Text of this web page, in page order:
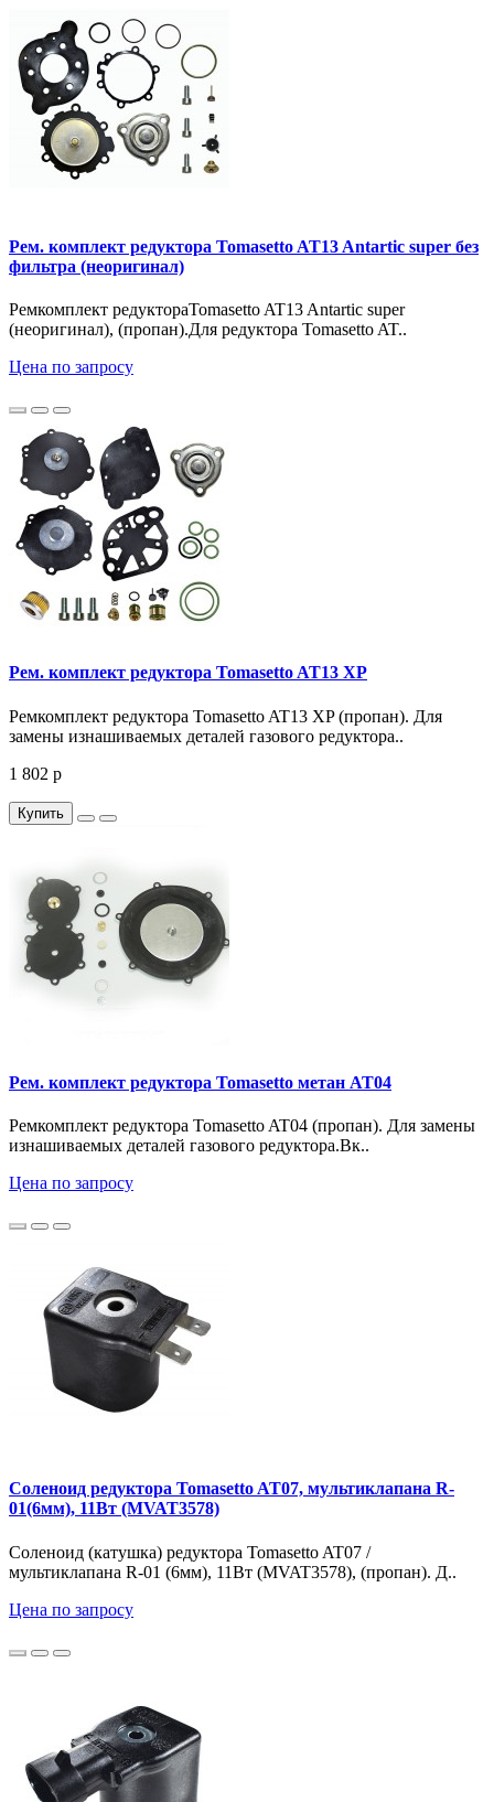
Рем. комплект редуктора Tomasetto AT13 Antartic super без
фильтра (неоригинал)
Ремкомплект редуктораTomasetto AT13 Antartic super
(неоригинал), (пропан).Для редуктора Tomasetto AT..
Цена по запросу
Рем. комплект редуктора Tomasetto AT13 XP
Ремкомплект редуктора Tomasetto AT13 XP (пропан). Для
замены изнашиваемых деталей газового редуктора..
1 802 р
Купить
Рем. комплект редуктора Tomasetto метан AT04
Ремкомплект редуктора Tomasetto AT04 (пропан). Для замены
изнашиваемых деталей газового редуктора.Вк..
Цена по запросу
Соленоид редуктора Tomasetto AT07, мультиклапана R-
01(6мм), 11Вт (MVAT3578)
Соленоид (катушка) редуктора Tomasetto AT07 /
мультиклапана R-01 (6мм), 11Вт (MVAT3578), (пропан). Д..
Цена по запросу